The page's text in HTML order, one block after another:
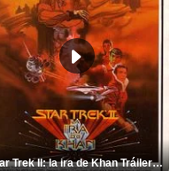
Star Trek II: la ira de Khan Tráiler VO